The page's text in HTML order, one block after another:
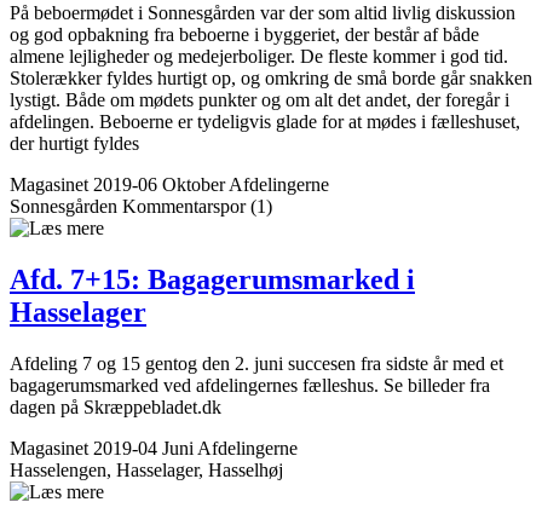
På beboermødet i Sonnesgården var der som altid livlig diskussion
og god opbakning fra beboerne i byggeriet, der består af både
almene lejligheder og medejerboliger. De fleste kommer i god tid.
Stolerækker fyldes hurtigt op, og omkring de små borde går snakken
lystigt. Både om mødets punkter og om alt det andet, der foregår i
afdelingen. Beboerne er tydeligvis glade for at mødes i fælleshuset,
der hurtigt fyldes
Magasinet 2019-06 Oktober Afdelingerne
Sonnesgården Kommentar­spor (1)
Afd. 7+15: Bagage­rums­marked i
Hasselager
Afdeling 7 og 15 gentog den 2. juni succesen fra sidste år med et
bagagerumsmarked ved afdelingernes fælleshus. Se billeder fra
dagen på Skræppebladet.dk
Magasinet 2019-04 Juni Afdelingerne
Hasselengen, Hasselager, Hasselhøj